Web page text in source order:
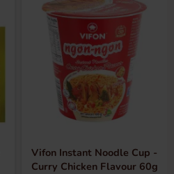
Vifon Instant Noodle Cup -
Curry Chicken Flavour 60g